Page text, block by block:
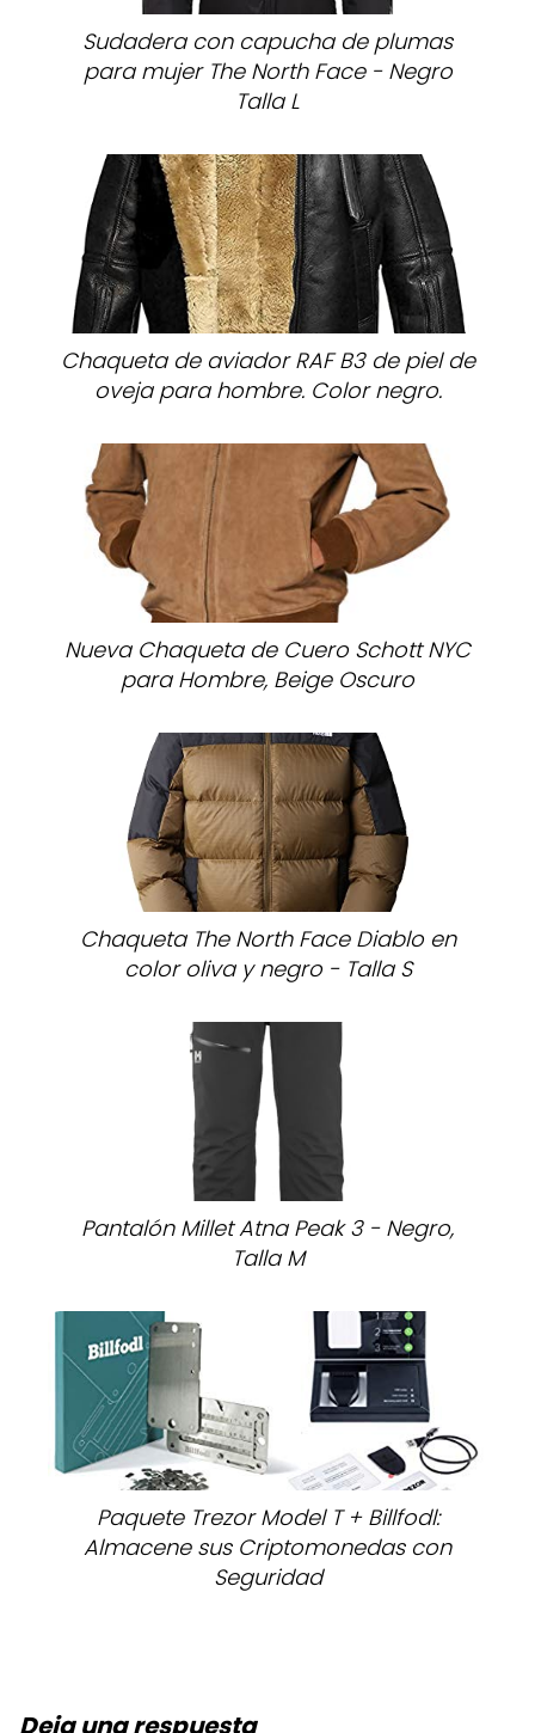
Sudadera con capucha de plumas
para mujer The North Face - Negro
Talla L
Chaqueta de aviador RAF B3 de piel de
oveja para hombre. Color negro.
Nueva Chaqueta de Cuero Schott NYC
para Hombre, Beige Oscuro
Chaqueta The North Face Diablo en
color oliva y negro - Talla S
Pantalón Millet Atna Peak 3 - Negro,
Talla M
Paquete Trezor Model T + Billfodl:
Almacene sus Criptomonedas con
Seguridad
Deja una respuesta